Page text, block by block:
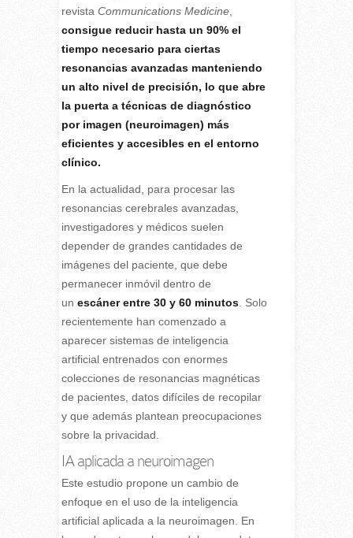
revista Communications Medicine,
consigue reducir hasta un 90% el
tiempo necesario para ciertas
resonancias avanzadas manteniendo
un alto nivel de precisión, lo que abre
la puerta a técnicas de diagnóstico
por imagen (neuroimagen) más
eficientes y accesibles en el entorno
clínico.
En la actualidad, para procesar las
resonancias cerebrales avanzadas,
investigadores y médicos suelen
depender de grandes cantidades de
imágenes del paciente, que debe
permanecer inmóvil dentro de
un escáner entre 30 y 60 minutos. Solo
recientemente han comenzado a
aparecer sistemas de inteligencia
artificial entrenados con enormes
colecciones de resonancias magnéticas
de pacientes, datos difíciles de recopilar
y que además plantean preocupaciones
sobre la privacidad.
IA aplicada a neuroimagen
Este estudio propone un cambio de
enfoque en el uso de la inteligencia
artificial aplicada a la neuroimagen. En